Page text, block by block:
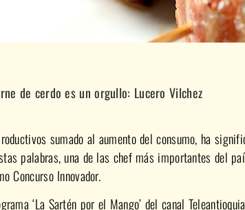
de cerdo es un orgullo: Lucero Vilchez
sumado al aumento del consumo, ha
palabras, una de las chef más importantes del
Concurso Innovador.
‘La Sartén por el Mango’ del canal